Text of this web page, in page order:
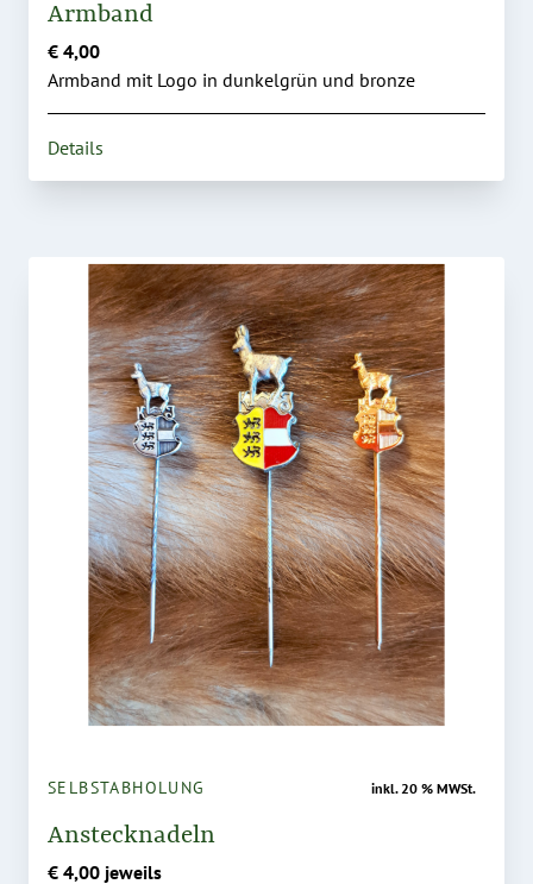
Armband
€ 4,00
Armband mit Logo in dunkelgrün und bronze
Details
SELBSTABHOLUNG inkl. 20 % MWSt.
Anstecknadeln
€ 4,00 jeweils